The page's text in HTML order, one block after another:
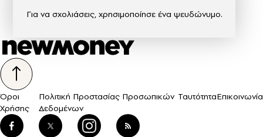
Για να σχολιάσεις, χρησιμοποίησε ένα ψευδώνυμο.
Όροι
Χρήσης
Πολιτική Προστασίας Προσωπικών
Δεδομένων
ΤαυτότηταΕπικοινωνία